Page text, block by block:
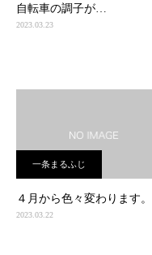
自転車の調子が…
2023.03.23
一条まるふじ
４月から色々変わります。
2023.03.22